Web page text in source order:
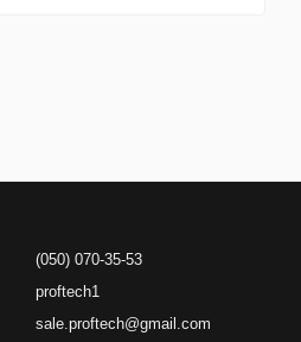
(050) 070-35-53
proftech1
sale.proftech@gmail.com